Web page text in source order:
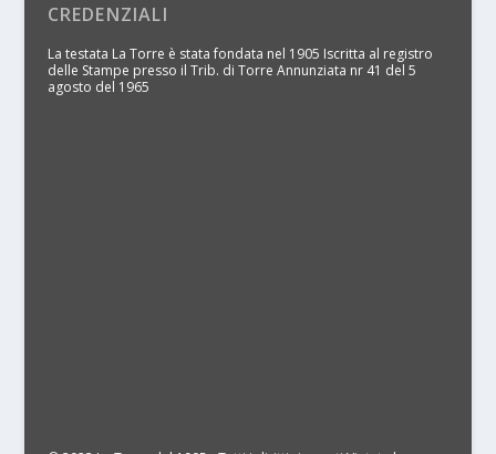
CREDENZIALI
La testata La Torre è stata fondata nel 1905 Iscritta al registro
delle Stampe presso il Trib. di Torre Annunziata nr 41 del 5
agosto del 1965